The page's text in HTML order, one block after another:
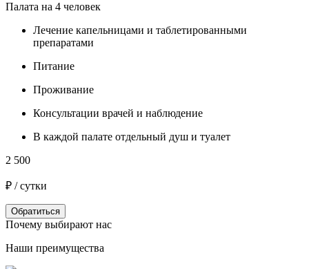
Палата на 4 человек
Лечение капельницами и таблетированными
препаратами
Питание
Проживание
Консультации врачей и наблюдение
В каждой палате отдельный душ и туалет
2 500
₽ / сутки
Обратиться
Почему выбирают нас
Наши преимущества